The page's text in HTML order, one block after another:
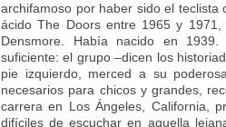
archifamoso por haber sido el
ácido The Doors entre 1965 y
Densmore. Había nacido en
suficiente: el grupo –dicen los
pie izquierdo, merced a su
necesarios para chicos y grandes,
carrera en Los Ángeles, California,
difíciles de escuchar en aquella